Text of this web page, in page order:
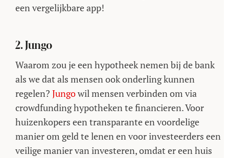
een vergelijkbare app!
2. Jungo
Waarom zou je een hypotheek nemen bij de bank
als we dat als mensen ook onderling kunnen
regelen? Jungowil mensen verbinden om via
crowdfunding hypotheken te financieren. Voor
huizenkopers een transparante en voordelige
manier om geld te lenen en voor investeerders een
veilige manier van investeren, omdat er een huis